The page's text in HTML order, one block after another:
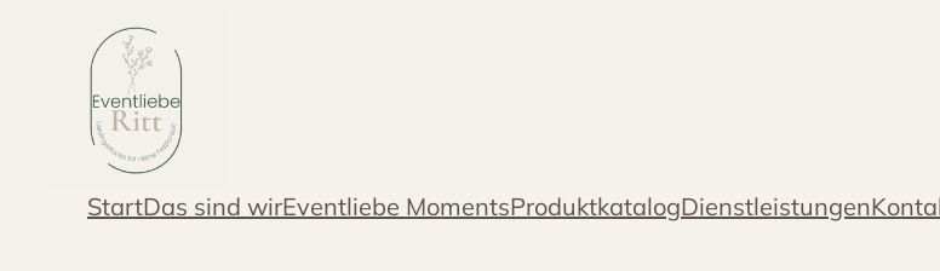
springen
StartDas sind wirEventliebe MomentsProduktkatalogDienstleistungen